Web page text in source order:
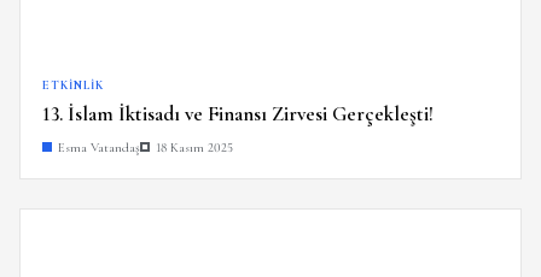
ETKINLIK
13. İslam İktisadı ve Finansı Zirvesi Gerçekleşti!
Esma Vatandaş 18 Kasım 2025